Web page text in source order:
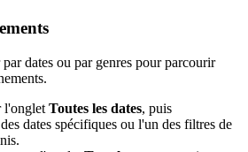
dates ou par genres pour parcourir
l'onglet Toutes les dates, puis
dates spécifiques ou l'un des filtres de